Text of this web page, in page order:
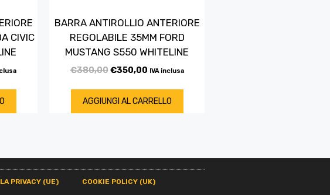
CIVIC
BARRA ANTIROLLIO ANTERIORE
REGOLABILE 35MM FORD
MUSTANG S550 WHITELINE
€380,00€350,00 IVA inclusa
AGGIUNGI AL CARRELLO
PRIVACY (UE) COOKIE POLICY (UK)